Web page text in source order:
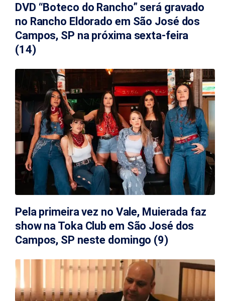
DVD “Boteco do Rancho” será gravado
no Rancho Eldorado em São José dos
Campos, SP na próxima sexta-feira
(14)
Pela primeira vez no Vale, Muierada faz
show na Toka Club em São José dos
Campos, SP neste domingo (9)